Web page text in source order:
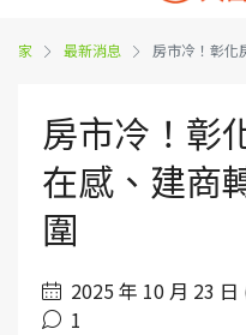
家 最新消息 房市冷！彰化
房市冷！彰
在感、建商
圍
2025 年 10 月 23
1